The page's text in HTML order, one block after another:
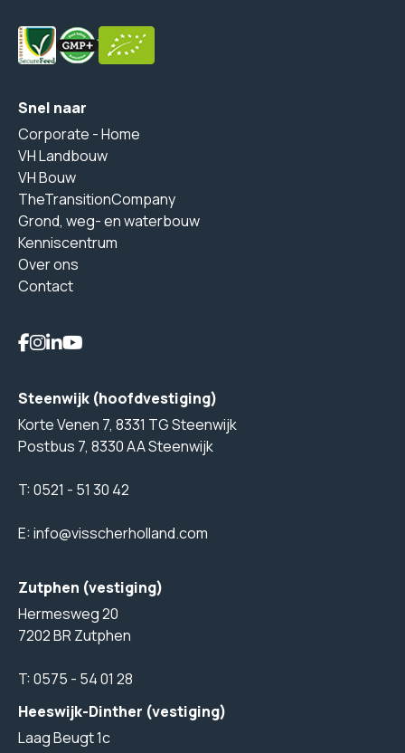
Snel naar
Corporate - Home
VH Landbouw
VH Bouw
TheTransitionCompany
Grond, weg- en waterbouw
Kenniscentrum
Over ons
Contact
Steenwijk (hoofdvestiging)
Korte Venen 7, 8331 TG Steenwijk
Postbus 7, 8330 AA Steenwijk
T:0521 - 51 30 42
E:info@visscherholland.com
Zutphen (vestiging)
Hermesweg 20
7202 BR Zutphen
T:0575 - 54 01 28
Heeswijk-Dinther (vestiging)
Laag Beugt 1c